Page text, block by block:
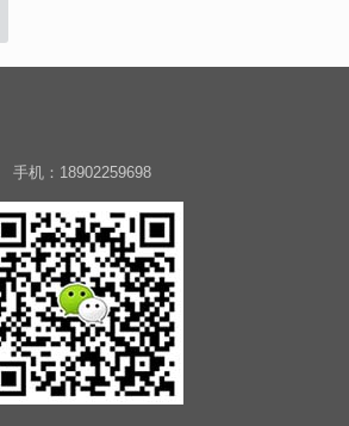
手机：18902259698